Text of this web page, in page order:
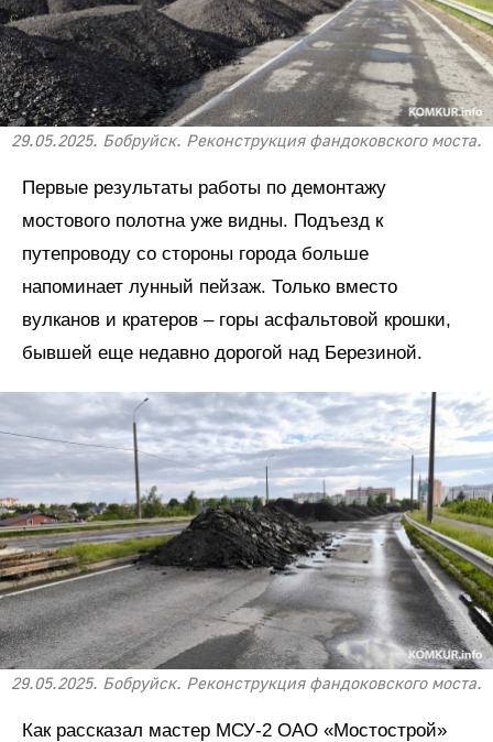
29.05.2025. Бобруйск. Реконструкция фандоковского моста.
Первые результаты работы по демонтажу
мостового полотна уже видны. Подъезд к
путепроводу со стороны города больше
напоминает лунный пейзаж. Только вместо
вулканов и кратеров – горы асфальтовой крошки,
бывшей еще недавно дорогой над Березиной.
29.05.2025. Бобруйск. Реконструкция фандоковского моста.
Как рассказал мастер МСУ-2 ОАО «Мостострой»